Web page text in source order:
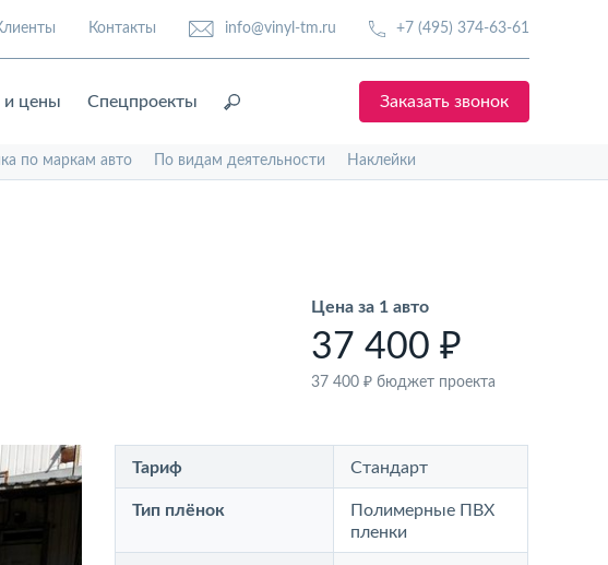
Контакты info@vinyl-tm.ru +7 (495) 374-63-61
и цены Спецпроекты Заказать звонок
по маркам авто По видам деятельности Наклейки
Цена за 1 авто
37 400 ₽
37 400 ₽ бюджет проекта
Тариф Стандарт
Тип плёнок
Полимерные ПВХ
пленки